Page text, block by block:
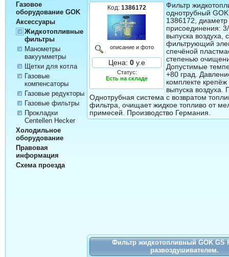
Газовое
оборудование GOK
Аксессуары
Жидкотопливные
фильтры
Манометры
вакуумметры
Щетки для котла
Газовые
компенсаторы
Газовые редукторы
Газовые фильтры
Прокладки
Centellen Hecker
Холодильное
оборудование
Правовая
информация
Схема проезда
Код:1386172
описание и фото
Цена: 0 у.е
Статус:
Есть на складе
Фильтр
однотрубный
1386172, диаметр
присоединения:
выпуска воздуха,
фильтрующий
спечёной
степенью
Допустимые
+80 град.
комплекте
выпуска воздуха.
Однотрубная система с возвратом
фильтра, очищает жидкое топливо от
примесей. Производство Германия.
Фильтр жидкотопливный GOK GS
развоздушивателем.